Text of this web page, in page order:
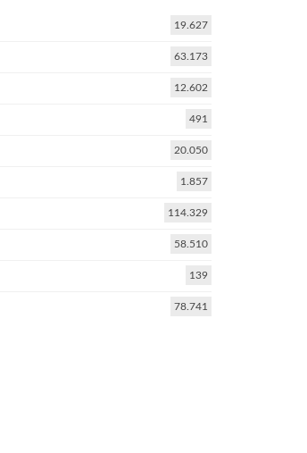
19.627
63.173
12.602
491
20.050
1.857
114.329
58.510
139
78.741